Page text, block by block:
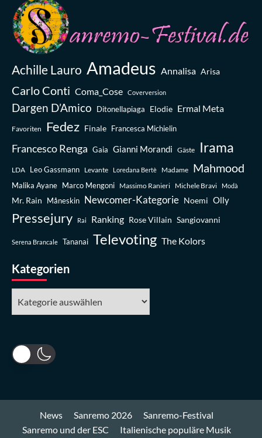
Achille Lauro Amadeus Annalisa Arisa
Carlo Conti Coma_Cose Coverversion
Dargen D’Amico Ditonellapiaga Elodie Ermal Meta
Favoriten Fedez Finale Francesca Michielin
Francesco Renga Gaia Gianni Morandi Gäste Irama
LDA Leo Gassmann Levante Loredana Bertè Madame Mahmood
Malika Ayane Marco Mengoni Massimo Ranieri Michele Bravi Modà
Mr. Rain Måneskin Newcomer-Kategorie Noemi Olly
Pressejury Rai Ranking Rose Villain Sangiovanni
Serena Brancale Tananai Televoting The Kolors
Kategorien
News Sanremo 2026
Sanremo-Festival
Sanremo und der ESC
Italienische populäre Musik